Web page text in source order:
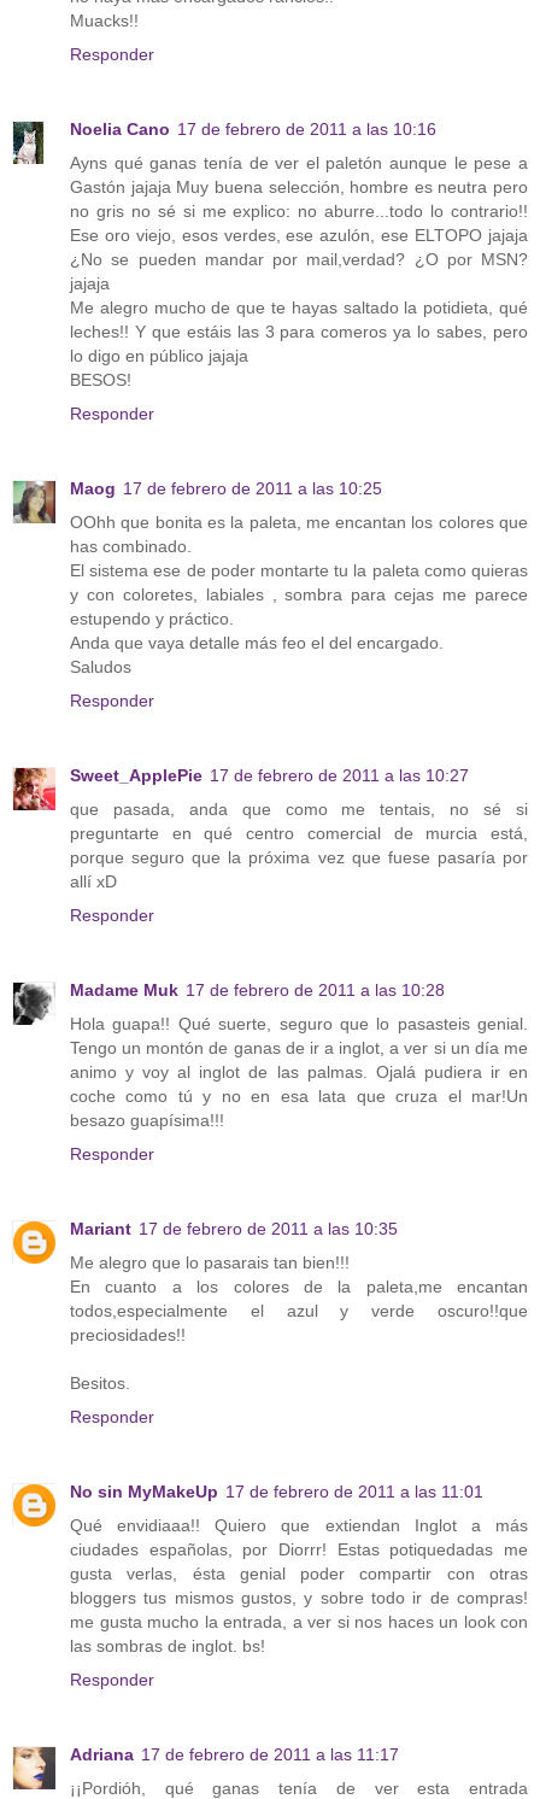
Muacks!!
Responder
Noelia Cano 17 de febrero de 2011 a las 10:16
Ayns qué ganas tenía de ver el paletón aunque le pese a
Gastón jajaja Muy buena selección, hombre es neutra pero
no gris no sé si me explico: no aburre...todo lo contrario!!
Ese oro viejo, esos verdes, ese azulón, ese ELTOPO jajaja
¿No se pueden mandar por mail,verdad? ¿O por MSN?
jajaja
Me alegro mucho de que te hayas saltado la potidieta, qué
leches!! Y que estáis las 3 para comeros ya lo sabes, pero
lo digo en público jajaja
BESOS!
Responder
Maog 17 de febrero de 2011 a las 10:25
OOhh que bonita es la paleta, me encantan los colores que
has combinado.
El sistema ese de poder montarte tu la paleta como quieras
y con coloretes, labiales , sombra para cejas me parece
estupendo y práctico.
Anda que vaya detalle más feo el del encargado.
Saludos
Responder
Sweet_ApplePie 17 de febrero de 2011 a las 10:27
que pasada, anda que como me tentais, no sé si
preguntarte en qué centro comercial de murcia está,
porque seguro que la próxima vez que fuese pasaría por
allí xD
Responder
Madame Muk 17 de febrero de 2011 a las 10:28
Hola guapa!! Qué suerte, seguro que lo pasasteis genial.
Tengo un montón de ganas de ir a inglot, a ver si un día me
animo y voy al inglot de las palmas. Ojalá pudiera ir en
coche como tú y no en esa lata que cruza el mar!Un
besazo guapísima!!!
Responder
Mariant 17 de febrero de 2011 a las 10:35
Me alegro que lo pasarais tan bien!!!
En cuanto a los colores de la paleta,me encantan
todos,especialmente el azul y verde oscuro!!que
preciosidades!!
Besitos.
Responder
No sin MyMakeUp 17 de febrero de 2011 a las 11:01
Qué envidiaaa!! Quiero que extiendan Inglot a más
ciudades españolas, por Diorrr! Estas potiquedadas me
gusta verlas, ésta genial poder compartir con otras
bloggers tus mismos gustos, y sobre todo ir de compras!
me gusta mucho la entrada, a ver si nos haces un look con
las sombras de inglot. bs!
Responder
Adriana 17 de febrero de 2011 a las 11:17
¡¡Pordióh, qué ganas tenía de ver esta entrada